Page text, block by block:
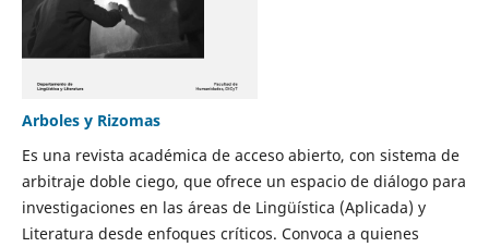
Arboles y Rizomas
Es una revista académica de acceso abierto, con sistema de
arbitraje doble ciego, que ofrece un espacio de diálogo para
investigaciones en las áreas de Lingüística (Aplicada) y
Literatura desde enfoques críticos. Convoca a quienes